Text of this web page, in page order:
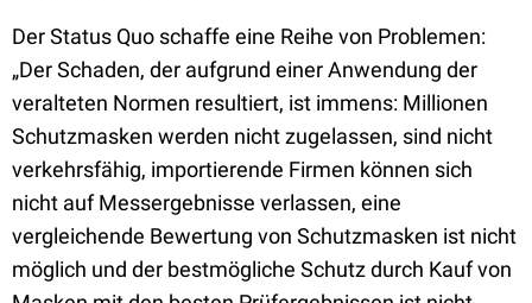
Der Status Quo schaffe eine Reihe von Problemen:
„Der Schaden, der aufgrund einer Anwendung der
veralteten Normen resultiert, ist immens: Millionen
Schutzmasken werden nicht zugelassen, sind nicht
verkehrsfähig, importierende Firmen können sich
nicht auf Messergebnisse verlassen, eine
vergleichende Bewertung von Schutzmasken ist nicht
möglich und der bestmögliche Schutz durch Kauf von